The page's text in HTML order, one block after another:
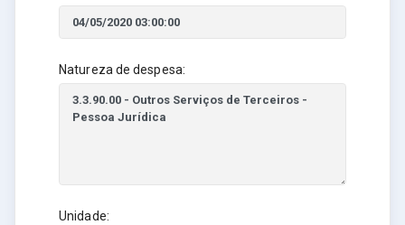
Natureza de despesa:
Unidade: